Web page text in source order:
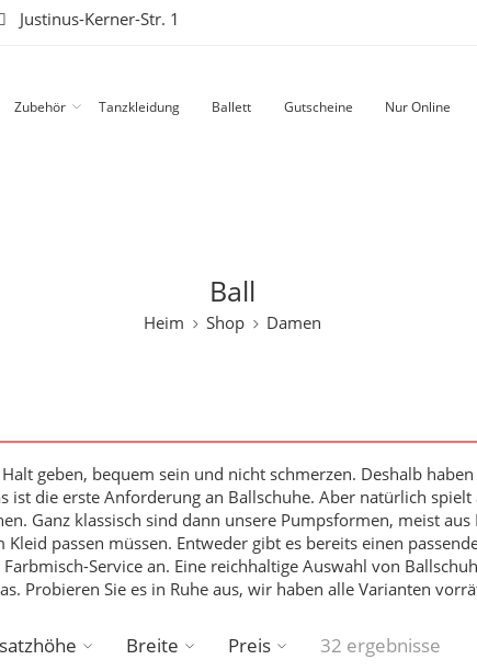
Justinus-Kerner-Str. 1
Zubehör Tanzkleidung Ballett Gutscheine Nur Online
Ball
Heim Shop Damen
geben, bequem sein und nicht schmerzen. Deshalb
ist die erste Anforderung an Ballschuhe. Aber natürlich spielt
Ganz klassisch sind dann unsere Pumpsformen, meist
passen müssen. Entweder gibt es bereits einen
Service an. Eine reichhaltige Auswahl von
Probieren Sie es in Ruhe aus, wir haben alle Varianten
Breite Preis 32 ergebnisse